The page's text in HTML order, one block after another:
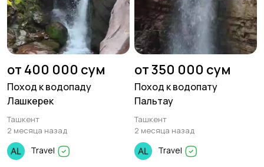
от 400 000 сум
Поход к водопаду
Лашкерек
Ташкент
2 месяца назад
Travel
от 350 000 сум
Поход к водопату
Пальтау
Ташкент
2 месяца назад
Travel